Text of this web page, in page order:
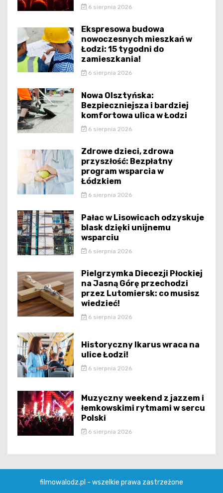
6 sierpnia 2026
Ekspresowa budowa
nowoczesnych mieszkań w
Łodzi: 15 tygodni do
zamieszkania!
6 sierpnia 2026
Nowa Olsztyńska:
Bezpieczniejsza i bardziej
komfortowa ulica w Łodzi
6 sierpnia 2026
Zdrowe dzieci, zdrowa
przyszłość: Bezpłatny
program wsparcia w
Łódzkiem
6 sierpnia 2026
Pałac w Lisowicach odzyskuje
blask dzięki unijnemu
wsparciu
6 sierpnia 2026
Pielgrzymka Diecezji Płockiej
na Jasną Górę przechodzi
przez Lutomiersk: co musisz
wiedzieć!
6 sierpnia 2026
Historyczny Ikarus wraca na
ulice Łodzi!
6 sierpnia 2026
Muzyczny weekend z jazzem i
łemkowskimi rytmami w sercu
Polski
6 sierpnia 2026
filmowalodz.pl - wszelkie prawa zastrzeżone